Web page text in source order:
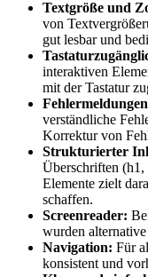
Textgröße und
von
gut lesbar und
interaktiven
mit der Tastatur
verständliche
Korrektur von
Strukturierter
Überschriften (h1,
Elemente zielt
schaffen.
Screenreader:
wurden
Navigation: Für
konsistent und